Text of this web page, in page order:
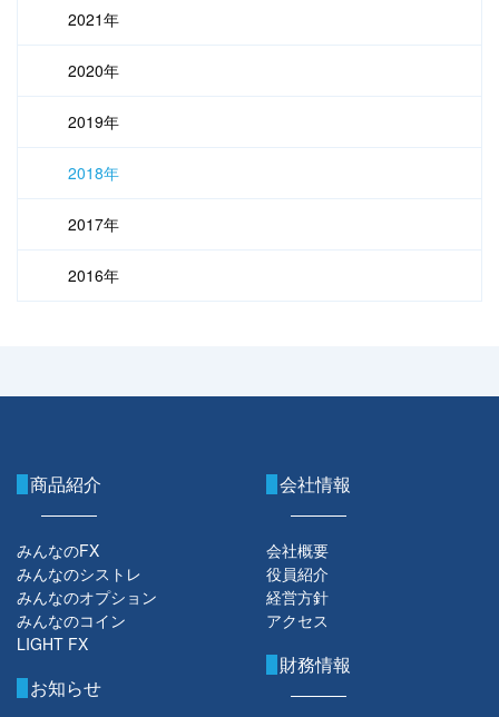
2021年
2020年
2019年
2018年
2017年
2016年
商品紹介
みんなのFX
みんなのシストレ
みんなのオプション
みんなのコイン
LIGHT FX
お知らせ
会社情報
会社概要
役員紹介
経営方針
アクセス
財務情報